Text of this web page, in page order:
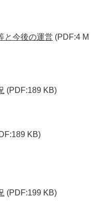
と今後の運営 (PDF:4 M
(PDF:189 KB)
KB)
(PDF:199 KB)